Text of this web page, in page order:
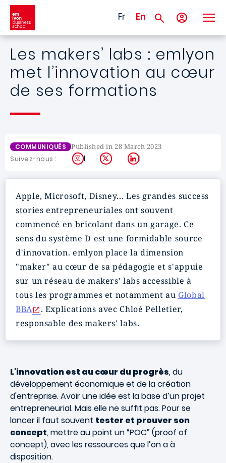
Skip to main content
Fr En
Les makers’ labs : emlyon
met l’innovation au cœur
de ses formations
COMMUNIQUÉS Published in 28 March 2023
Suivez-nous : Instagram
X LinkedIn
Apple, Microsoft, Disney... Les grandes success
stories entrepreneuriales ont souvent
commencé en bricolant dans un garage. Ce
sens du système D est une formidable source
d'innovation. emlyon place la dimension
"maker" au cœur de sa pédagogie et s'appuie
sur un réseau de makers' labs accessible à
tous les programmes et notamment au Global
BBA
. Explications avec Chloé Pelletier,
responsable des makers' labs.
L'innovation est au cœur du progrès, du
développement économique et de la création
d'entreprise. Avoir une idée est la base d’un projet
entrepreneurial. Mais elle ne suffit pas. Pour se
lancer il faut souvent tester et prouver son
concept, mettre au point un “POC” (proof of
concept), avec les ressources que l’on a à
disposition.